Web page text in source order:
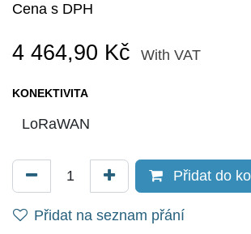
Cena s DPH
4 464,90Kč With VAT
KONEKTIVITA
Přidat do
Přidat na seznam přání